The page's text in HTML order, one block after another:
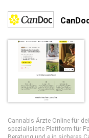
Cannabis Ärzte Online für
spezialisierte Plattform für